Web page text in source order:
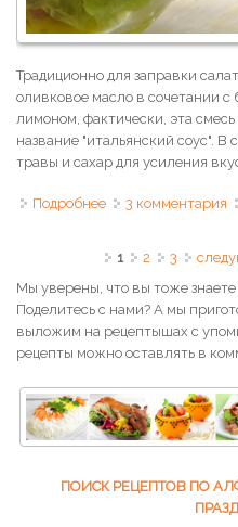
Традиционно для заправки
оливковое масло в сочетании с
лимоном, фактически, эта
название "итальянский соус". В
травы и сахар для усиления
Подробнее о Итальянский
3 комментария
Страницы 1 2 3
Мы уверены, что вы тоже
Поделитесь с нами? А мы
выложим на рецептышах с
рецепты можно оставлять в
ПОИСК РЕЦЕПТОВ ПО